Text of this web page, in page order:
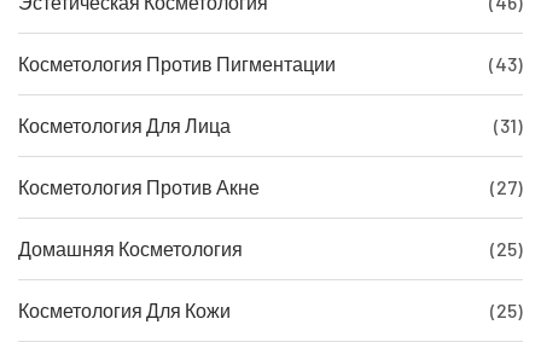
Косметология Против Пигментации (43)
Косметология Для Лица (31)
Косметология Против Акне (27)
Домашняя Косметология (25)
Косметология Для Кожи (25)